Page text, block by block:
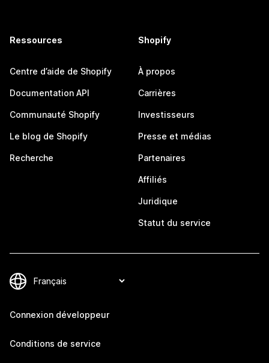
Ressources
Centre d’aide de Shopify
Documentation API
Communauté Shopify
Le blog de Shopify
Recherche
Shopify
À propos
Carrières
Investisseurs
Presse et médias
Partenaires
Affiliés
Juridique
Statut du service
Connexion développeur
Conditions de service